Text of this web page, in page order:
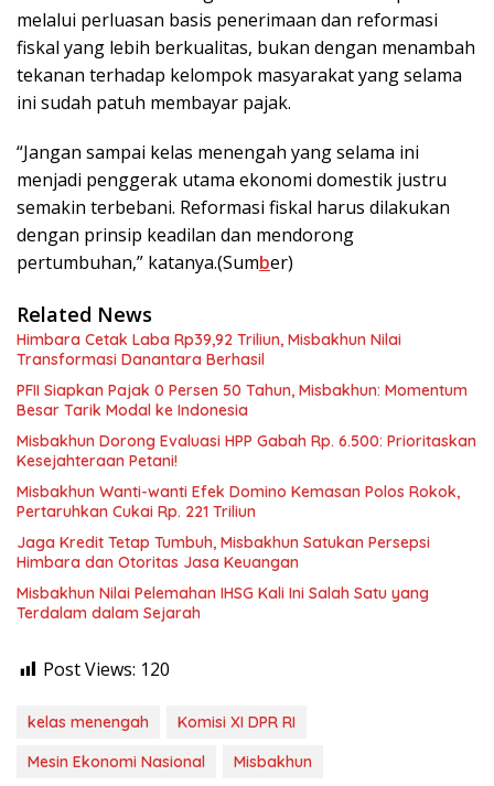
melalui perluasan basis penerimaan dan reformasi
fiskal yang lebih berkualitas, bukan dengan menambah
tekanan terhadap kelompok masyarakat yang selama
ini sudah patuh membayar pajak.
“Jangan sampai kelas menengah yang selama ini
menjadi penggerak utama ekonomi domestik justru
semakin terbebani. Reformasi fiskal harus dilakukan
dengan prinsip keadilan dan mendorong
pertumbuhan,” katanya.(Sumber)
Related News
Himbara Cetak Laba Rp39,92 Triliun, Misbakhun Nilai
Transformasi Danantara Berhasil
PFII Siapkan Pajak 0 Persen 50 Tahun, Misbakhun: Momentum
Besar Tarik Modal ke Indonesia
Misbakhun Dorong Evaluasi HPP Gabah Rp. 6.500: Prioritaskan
Kesejahteraan Petani!
Misbakhun Wanti-wanti Efek Domino Kemasan Polos Rokok,
Pertaruhkan Cukai Rp. 221 Triliun
Jaga Kredit Tetap Tumbuh, Misbakhun Satukan Persepsi
Himbara dan Otoritas Jasa Keuangan
Misbakhun Nilai Pelemahan IHSG Kali Ini Salah Satu yang
Terdalam dalam Sejarah
Post Views: 120
kelas menengah
Komisi XI DPR RI
Mesin Ekonomi Nasional
Misbakhun